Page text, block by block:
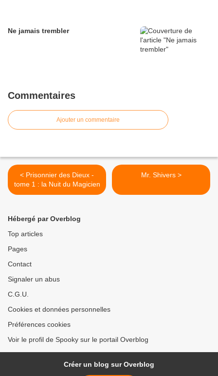
Ne jamais trembler
Commentaires
Ajouter un commentaire
< Prisonnier des Dieux -
tome 1 : la Nuit du Magicien
Mr. Shivers >
Hébergé par Overblog
Top articles
Pages
Contact
Signaler un abus
C.G.U.
Cookies et données personnelles
Préférences cookies
Voir le profil de Spooky sur le portail Overblog
Créer un blog sur Overblog